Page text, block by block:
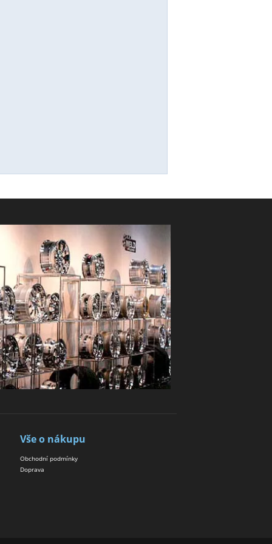
Vše o nákupu
Obchodní podmínky
Doprava